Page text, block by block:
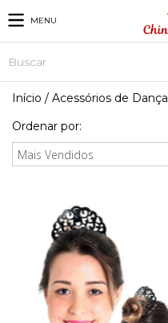
MENU
Início / Acessórios de Dança
Ordenar por: